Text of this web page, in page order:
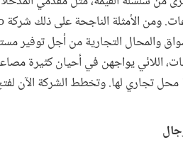
والمحال التجارية من أجل توفير
اللائي يواجهن في أحيان كثيرة